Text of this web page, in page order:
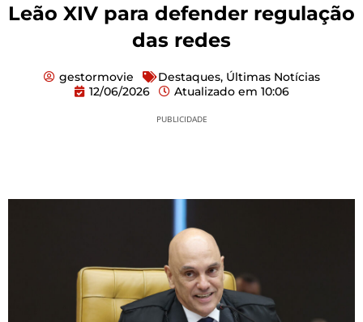
Leão XIV para defender regulação
das redes
gestormovie Destaques, Últimas Notícias
12/06/2026
Atualizado em 10:06
PUBLICIDADE